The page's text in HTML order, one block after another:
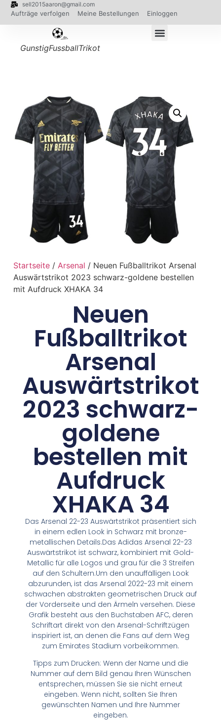
sell2015aaron@gmail.com
Aufträge verfolgen Meine Bestellungen Einloggen
GunstigFussballTrikot
Startseite/ Arsenal / Neuen Fußballtrikot Arsenal
Auswärtstrikot 2023 schwarz-goldene bestellen
mit Aufdruck XHAKA 34
Neuen
Fußballtrikot
Arsenal
Auswärtstrikot
2023 schwarz-
goldene
bestellen mit
Aufdruck
XHAKA 34
Das Arsenal 22-23 Auswärtstrikot präsentiert sich
in einem edlen Look in Schwarz mit bronze-
metallischen Details.Das Adidas Arsenal 22-23
Auswärtstrikot ist schwarz, kombiniert mit Gold-
Metallic für alle Logos und grau für die 3 Streifen
auf den Schultern.Um den unauffälligen Look
abzurunden, ist das Arsenal 2022-23 mit einem
schwachen abstrakten geometrischen Druck auf
der Vorderseite und den Ärmeln versehen. Diese
Grafik besteht aus den Buchstaben AFC, deren
Schriftart direkt von den Arsenal-Schriftzügen
inspiriert ist, an denen die Fans auf dem Weg
zum Emirates Stadium vorbeikommen.
Tipps zum Drucken: Wenn der Name und die
Nummer auf dem Bild genau Ihren Wünschen
entsprechen, müssen Sie sie nicht erneut
eingeben. Wenn nicht, sollten Sie Ihren
gewünschten Namen und Ihre Nummer
eingeben.